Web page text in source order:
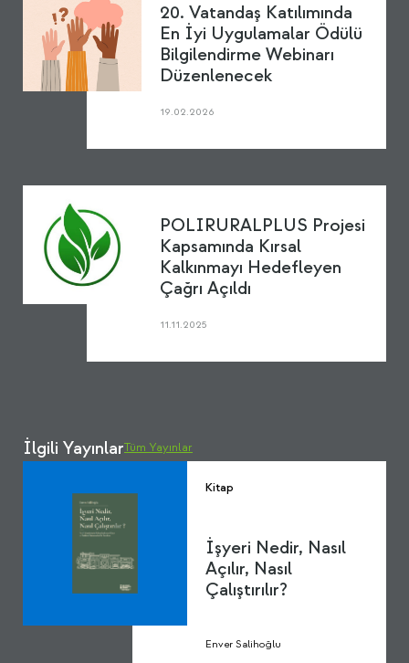
20. Vatandaş Katılımında
En İyi Uygulamalar Ödülü
Bilgilendirme Webinarı
Düzenlenecek
19.02.2026
POLIRURALPLUS Projesi
Kapsamında Kırsal
Kalkınmayı Hedefleyen
Çağrı Açıldı
11.11.2025
İlgili YayınlarTüm Yayınlar
Kitap
İşyeri Nedir, Nasıl
Açılır, Nasıl
Çalıştırılır?
Enver Salihoğlu